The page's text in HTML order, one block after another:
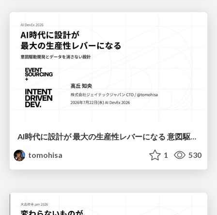
AI時代に設計が 最大の生産性レバーになる 意図駆動開発とデータを消さない設計｜Don't Delete Your Data or Your Intent — Design as the Deepest Lever in the AI Era
tomohisa
1 530